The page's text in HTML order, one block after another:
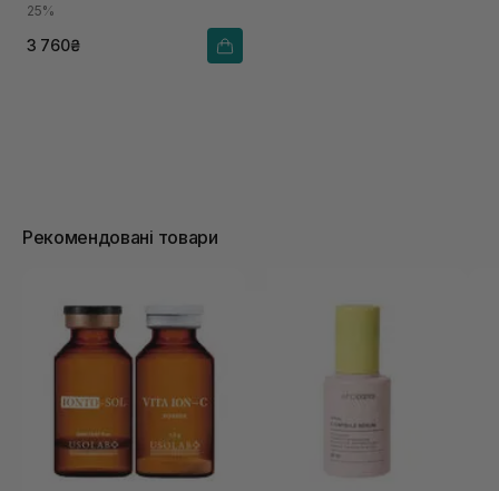
25%
3 760₴
Рекомендовані товари